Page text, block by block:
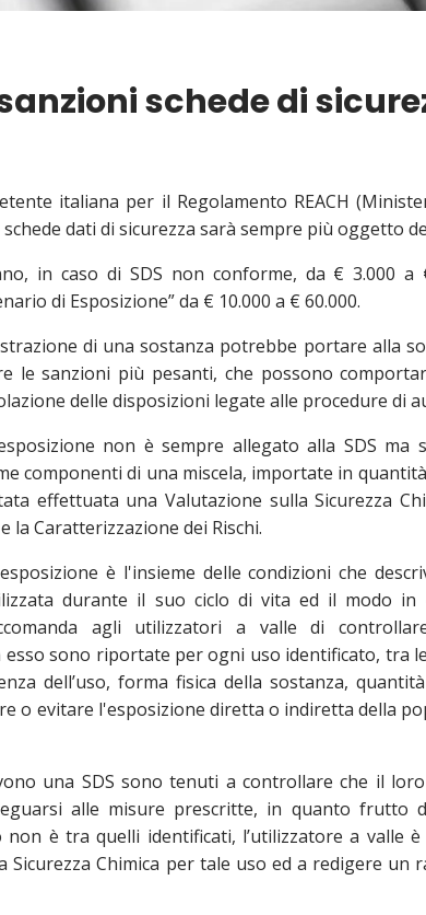
sanzioni schede di
italiana per il Regolamento REACH
dati di sicurezza sarà sempre più oggetto
in caso di SDS non conforme, da € 3.000 a
di Esposizione” da € 10.000 a € 60.000.
di una sostanza potrebbe portare alla
le sanzioni più pesanti, che possono
delle disposizioni legate alle procedure di
non è sempre allegato alla SDS
componenti di una miscela, importate in
effettuata una Valutazione sulla Sicurezza
la Caratterizzazione dei Rischi.
è l'insieme delle condizioni che
durante il suo ciclo di vita ed il modo
agli utilizzatori a valle di
esso sono riportate per ogni uso identificato, tra
dell’uso, forma fisica della sostanza,
o evitare l'esposizione diretta o indiretta della
una SDS sono tenuti a controllare che il
alle misure prescritte, in quanto frutto
non è tra quelli identificati, l’utilizzatore a
Sicurezza Chimica per tale uso ed a redigere un